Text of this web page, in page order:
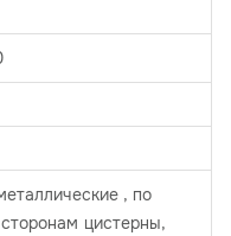
, по
цистерны,